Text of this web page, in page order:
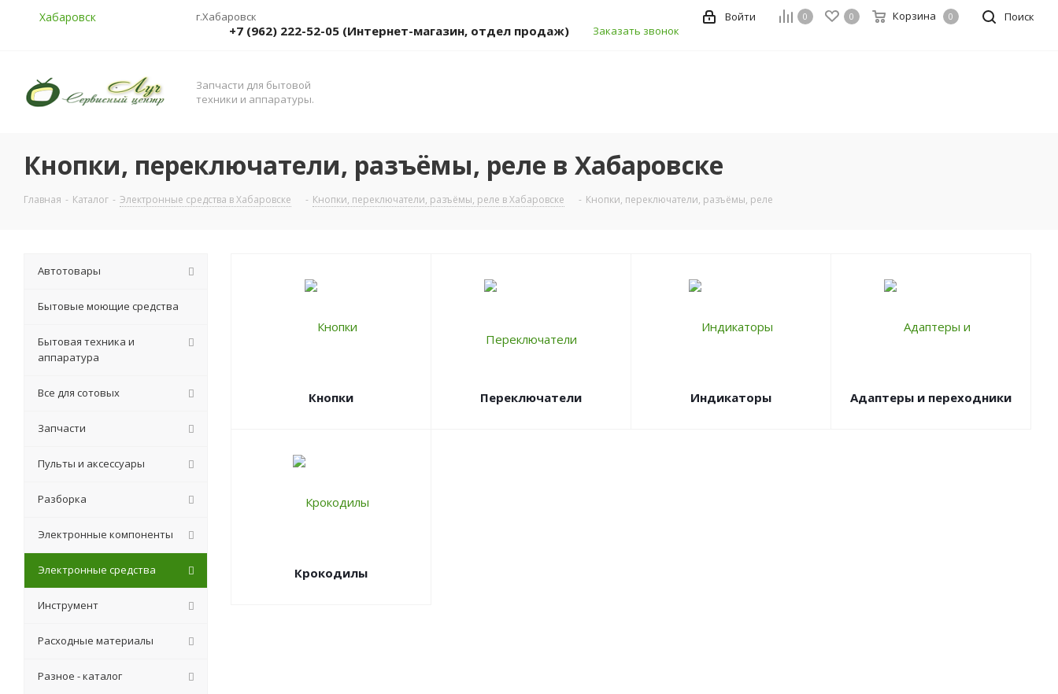
Хабаровск г.Хабаровск Поиск
0 0 Корзина 0
Войти
+7 (962) 222-52-05 (Интернет-магазин, отдел продаж) Заказать звонок
Запчасти для бытовой
техники и аппаратуры.
Кнопки, переключатели, разъёмы, реле в Хабаровске
Главная - Каталог - Электронные средства в Хабаровске - Кнопки, переключатели, разъёмы, реле в Хабаровске - Кнопки, переключатели, разъёмы, реле
Кнопки Переключатели Индикаторы Адаптеры и переходники
Крокодилы
Автотовары
Бытовые моющие средства
Бытовая техника и
аппаратура
Все для сотовых
Запчасти
Пульты и аксессуары
Разборка
Электронные компоненты
Электронные средства
Инструмент
Расходные материалы
Разное - каталог